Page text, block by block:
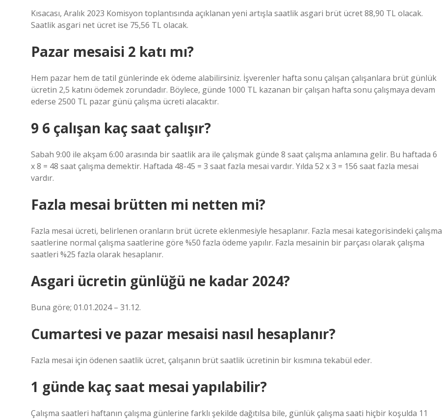
Kısacası, Aralık 2023 Komisyon toplantısında açıklanan yeni artışla saatlik asgari brüt ücret 88,90 TL olacak.
Saatlik asgari net ücret ise 75,56 TL olacak.
Pazar mesaisi 2 katı mı?
Hem pazar hem de tatil günlerinde ek ödeme alabilirsiniz. İşverenler hafta sonu çalışan çalışanlara brüt günlük
ücretin 2,5 katını ödemek zorundadır. Böylece, günde 1000 TL kazanan bir çalışan hafta sonu çalışmaya devam
ederse 2500 TL pazar günü çalışma ücreti alacaktır.
9 6 çalışan kaç saat çalışır?
Sabah 9:00 ile akşam 6:00 arasında bir saatlik ara ile çalışmak günde 8 saat çalışma anlamına gelir. Bu haftada 6
x 8 = 48 saat çalışma demektir. Haftada 48-45 = 3 saat fazla mesai vardır. Yılda 52 x 3 = 156 saat fazla mesai
vardır.
Fazla mesai brütten mi netten mi?
Fazla mesai ücreti, belirlenen oranların brüt ücrete eklenmesiyle hesaplanır. Fazla mesai kategorisindeki çalışma
saatlerine normal çalışma saatlerine göre %50 fazla ödeme yapılır. Fazla mesainin bir parçası olarak çalışma
saatleri %25 fazla olarak hesaplanır.
Asgari ücretin günlüğü ne kadar 2024?
Buna göre; 01.01.2024 – 31.12.
Cumartesi ve pazar mesaisi nasıl hesaplanır?
Fazla mesai için ödenen saatlik ücret, çalışanın brüt saatlik ücretinin bir kısmına tekabül eder.
1 günde kaç saat mesai yapılabilir?
Çalışma saatleri haftanın çalışma günlerine farklı şekilde dağıtılsa bile, günlük çalışma saati hiçbir koşulda 11